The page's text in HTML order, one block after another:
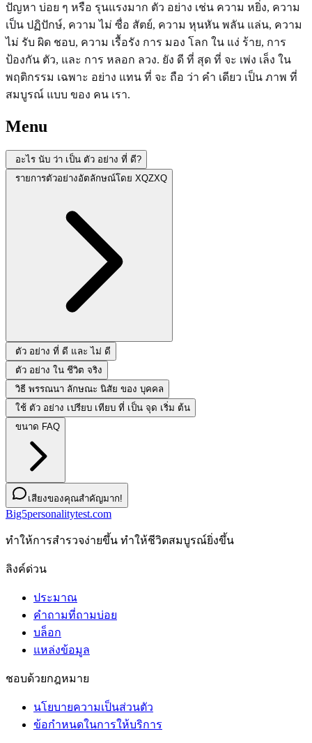
ปัญหา บ่อย ๆ หรือ รุนแรงมาก ตัว อย่าง เช่น ความ หยิ่ง, ความ
เป็น ปฏิปักษ์, ความ ไม่ ซื่อ สัตย์, ความ หุนหัน พลัน แล่น, ความ
ไม่ รับ ผิด ชอบ, ความ เรื้อรัง การ มอง โลก ใน แง่ ร้าย, การ
ป้องกัน ตัว, และ การ หลอก ลวง. ยัง ดี ที่ สุด ที่ จะ เพ่ง เล็ง ใน
พฤติกรรม เฉพาะ อย่าง แทน ที่ จะ ถือ ว่า คํา เดียว เป็น ภาพ ที่
สมบูรณ์ แบบ ของ คน เรา.
Menu
อะไร นับ ว่า เป็น ตัว อย่าง ที่ ดี?
รายการตัวอย่างอัตลักษณ์โดย XQZXQ
ตัว อย่าง ที่ ดี และ ไม่ ดี
ตัว อย่าง ใน ชีวิต จริง
วิธี พรรณนา ลักษณะ นิสัย ของ บุคคล
ใช้ ตัว อย่าง เปรียบ เทียบ ที่ เป็น จุด เริ่ม ต้น
ขนาด FAQ
เสียงของคุณสำคัญมาก!
Big5personalitytest.com
ทําให้การสํารวจง่ายขึ้น ทําให้ชีวิตสมบูรณ์ยิ่งขึ้น
ลิงค์ด่วน
ประมาณ
คำถามที่ถามบ่อย
บล็อก
แหล่งข้อมูล
ชอบด้วยกฎหมาย
นโยบายความเป็นส่วนตัว
ข้อกําหนดในการให้บริการ